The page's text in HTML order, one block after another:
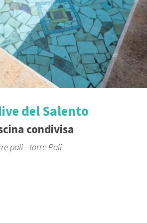
del Salento
condivisa
pali - torre Pali